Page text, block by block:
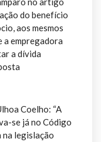
do benefício
aos mesmos
a empregadora
a dívida
Coelho: “A
se já no Código
na legislação